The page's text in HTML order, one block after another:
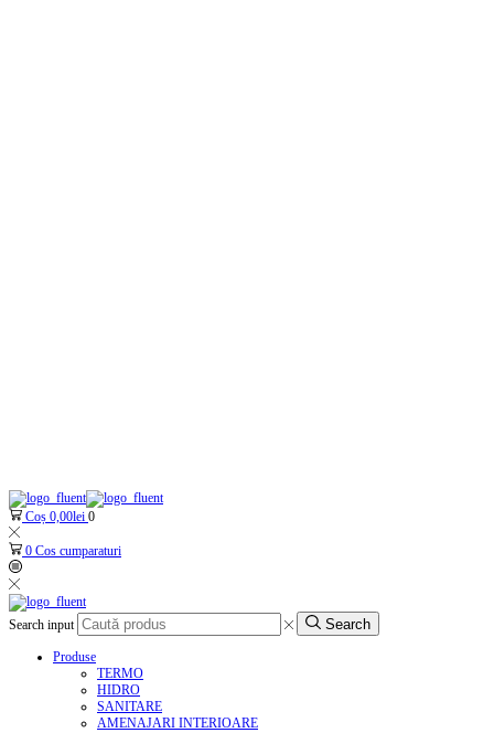
Coș 0,00lei 0
0 Cos cumparaturi
Search input Search
Produse
TERMO
HIDRO
SANITARE
AMENAJARI INTERIOARE